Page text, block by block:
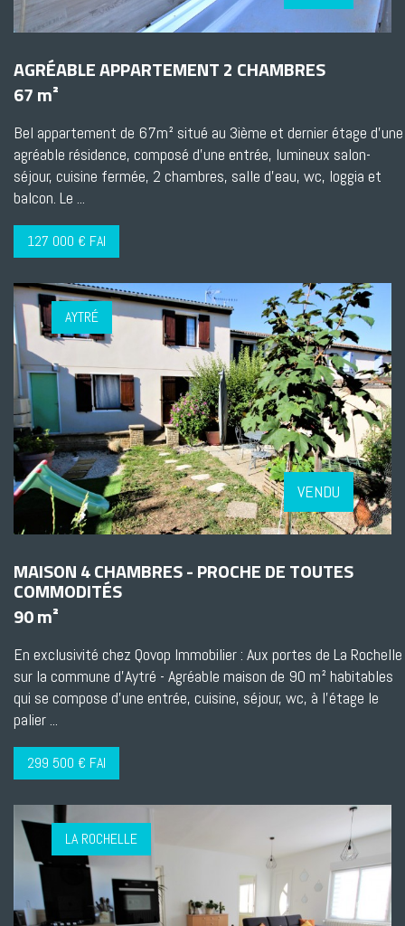
AGRÉABLE APPARTEMENT 2 CHAMBRES
67 m²
Bel appartement de 67m² situé au 3ième et dernier étage d'une
agréable résidence, composé d'une entrée, lumineux salon-
séjour, cuisine fermée, 2 chambres, salle d'eau, wc, loggia et
balcon. Le ...
127 000 € FAI
AYTRÉ
VENDU
MAISON 4 CHAMBRES - PROCHE DE TOUTES
COMMODITÉS
90 m²
En exclusivité chez Qovop Immobilier : Aux portes de La Rochelle
sur la commune d'Aytré - Agréable maison de 90 m² habitables
qui se compose d'une entrée, cuisine, séjour, wc, à l'étage le
palier ...
299 500 € FAI
LA ROCHELLE